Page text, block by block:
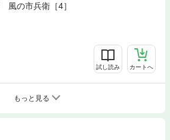
風の市兵衛［4］
試し読み カートへ
もっと見る